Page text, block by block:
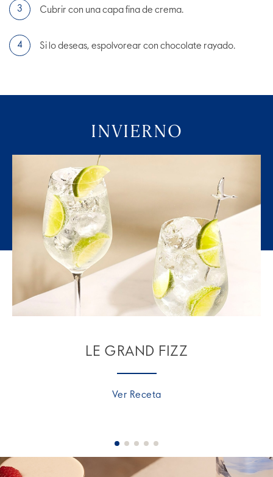
Cubrir con una capa fina de crema.
Si lo deseas, espolvorear con chocolate rayado.
INVIERNO
LE GRAND FIZZ
Ver Receta